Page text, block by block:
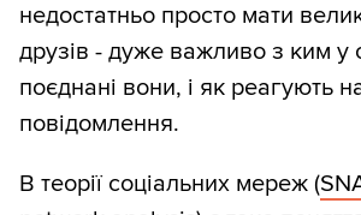
недостатньо просто мати
друзів - дуже важливо з ким у
поєднані вони, і як реагують
повідомлення.
В теорії соціальних мереж (